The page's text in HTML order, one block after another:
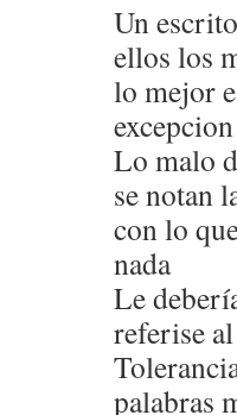
Un
ellos los
lo mejor
Lo malo
se notan
con lo
nada
Le
referise
palabras